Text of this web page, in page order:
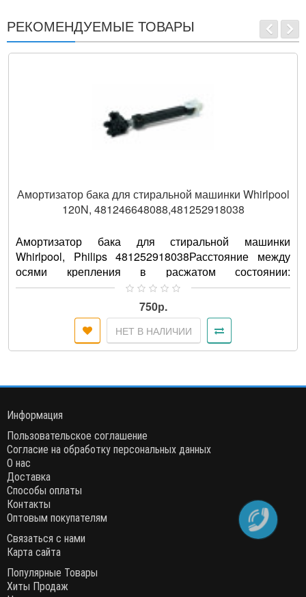
AWT 2250/1
РЕКОМЕНДУЕМЫЕ ТОВАРЫ
Амортизатор бака для стиральной машинки Whirlpool
120N, 481246648088,481252918038
Амортизатор бака для стиральной машинки
Whirlpool, Philips 481252918038Расстояние между
осями крепления в расжатом состоянии:
260мм.Расстояние между осями крепл..
750р.
НЕТ В НАЛИЧИИ
Информация
Пользовательское соглашение
Согласие на обработку персональных данных
О нас
Доставка
Способы оплаты
Контакты
Оптовым покупателям
Связаться с нами
Карта сайта
Популярные Товары
Хиты Продаж